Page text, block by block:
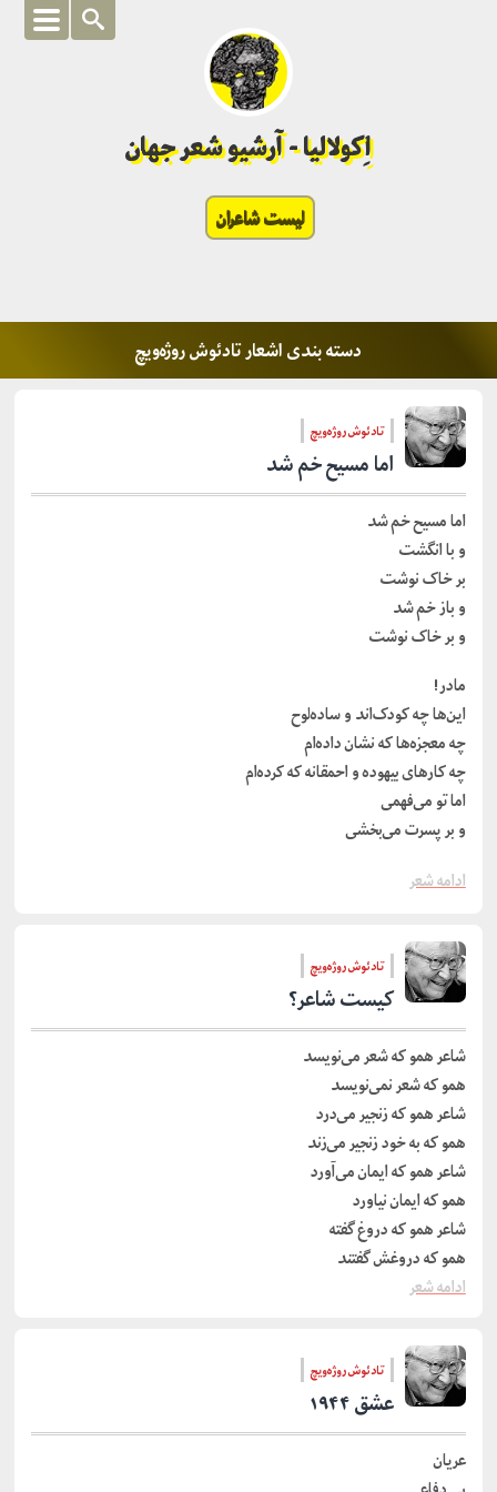
اِکولالیا - آرشیو شعر جهان
لیست شاعران
دسته بندی اشعار تادئوش روژه‌ویچ
تادئوش روژه‌ویچ
اما مسیح خم شد
اما مسیح خم شد
و با انگشت
بر خاک نوشت
و باز خم شد
و بر خاک نوشت
مادر!
این‌ها چه کودک‌اند و ساده‌لوح
چه معجزه‌ها که نشان داده‌ام
چه کارهای بیهوده و احمقانه که کرده‌ام
اما تو می‌فهمی
و بر پسرت می‌بخشی
ادامه شعر
تادئوش روژه‌ویچ
کیست شاعر؟
شاعر همو که شعر می‌نویسد
همو که شعر نمی‌نویسد
شاعر همو که زنجیر می‌درد
همو که به خود زنجیر می‌زند
شاعر همو که ایمان می‌آورد
همو که ایمان نیاورد
شاعر همو که دروغ گفته
همو که دروغش گفتند
ادامه شعر
تادئوش روژه‌ویچ
عشق ۱۹۴۴
عریان